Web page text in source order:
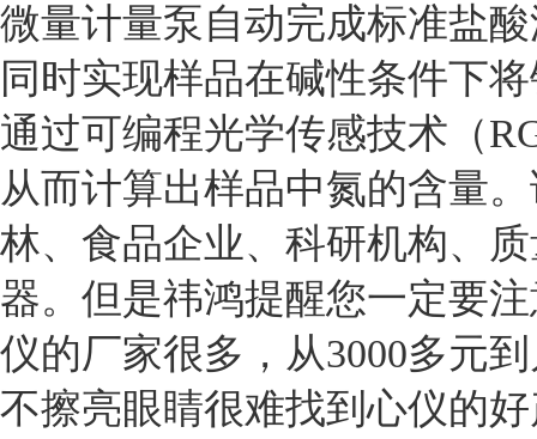
微量计量泵自动完成标准盐
同时实现样品在碱性条件下
通过可编程光学传感技术（
从而计算出样品中氮的含量
林、食品企业、科研机构、
器。但是祎鸿提醒您一定要
仪的厂家很多，从3000多元
不擦亮眼睛很难找到心仪的